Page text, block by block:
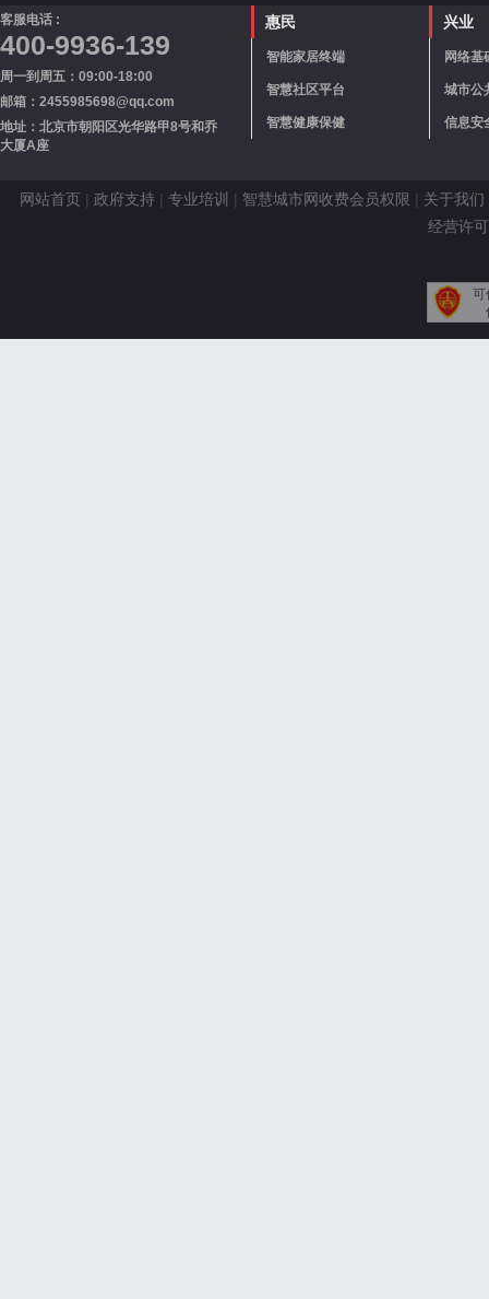
客服电话 :
400-9936-139
周一到周五：09:00-18:00
邮箱：2455985698@qq.com
地址：北京市朝阳区光华路甲8号和乔
大厦A座
惠民
智能家居终端
智慧社区平台
智慧健康保健
兴业
网络基
城市公
信息安
网站首页 | 政府支持 | 专业培训 | 智慧城市网收费会员权限 | 关于我们
经营许
可